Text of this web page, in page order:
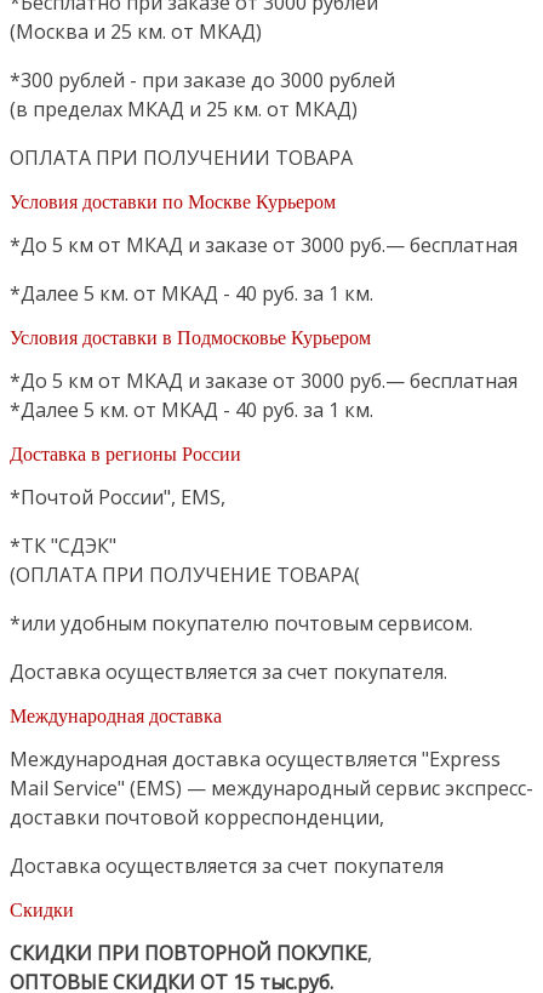
(Москва и 25 км. от МКАД)
*300 рублей - при заказе до 3000 рублей
(в пределах МКАД и 25 км. от МКАД)
ОПЛАТА ПРИ ПОЛУЧЕНИИ ТОВАРА
Условия доставки по Москве Курьером
*До 5 км от МКАД и заказе от 3000 руб.— бесплатная
*Далее 5 км. от МКАД - 40 руб. за 1 км.
Условия доставки в Подмосковье Курьером
*До 5 км от МКАД и заказе от 3000 руб.— бесплатная
*Далее 5 км. от МКАД - 40 руб. за 1 км.
Доставка в регионы России
*Почтой России", EMS,
*ТК "СДЭК"
(ОПЛАТА ПРИ ПОЛУЧЕНИЕ ТОВАРА(
*или удобным покупателю почтовым сервисом.
Доставка осуществляется за счет покупателя.
Международная доставка
Международная доставка осуществляется "Express
Mail Service" (EMS) — международный сервис экспресс-
доставки почтовой корреспонденции,
Доставка осуществляется за счет покупателя
Скидки
СКИДКИ ПРИ ПОВТОРНОЙ ПОКУПКЕ,
ОПТОВЫЕ СКИДКИ ОТ 15 тыс.руб.